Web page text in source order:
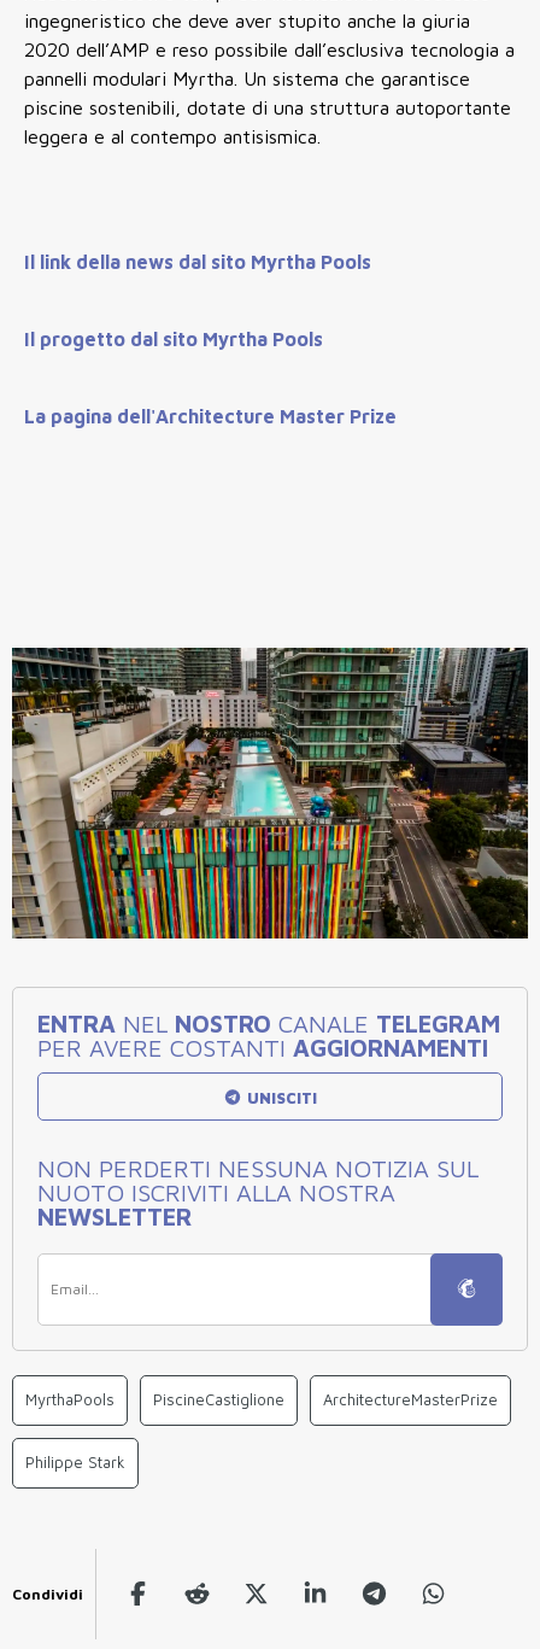
ingegneristico che deve aver stupito anche la giuria
2020 dell’AMP e reso possibile dall’esclusiva tecnologia a
pannelli modulari Myrtha. Un sistema che garantisce
piscine sostenibili, dotate di una struttura autoportante
leggera e al contempo antisismica.
Il link della news dal sito Myrtha Pools
Il progetto dal sito Myrtha Pools
La pagina dell'Architecture Master Prize
ENTRA NEL NOSTRO CANALE TELEGRAM
PER AVERE COSTANTI AGGIORNAMENTI
UNISCITI
NON PERDERTI NESSUNA NOTIZIA SUL
NUOTO ISCRIVITI ALLA NOSTRA
NEWSLETTER
MyrthaPools PiscineCastiglione ArchitectureMasterPrize
Philippe Stark
Condividi